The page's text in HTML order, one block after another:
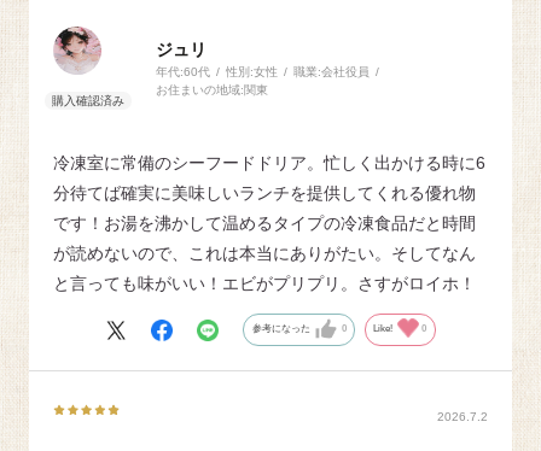
ジュリ
年代:60代 性別:女性 職業:会社役員
お住まいの地域:関東
冷凍室に常備のシーフードドリア。忙しく出かける時に6
分待てば確実に美味しいランチを提供してくれる優れ物
です！お湯を沸かして温めるタイプの冷凍食品だと時間
が読めないので、これは本当にありがたい。そしてなん
と言っても味がいい！エビがプリプリ。さすがロイホ！
参考になった 0 Like! 0
2026.7.2